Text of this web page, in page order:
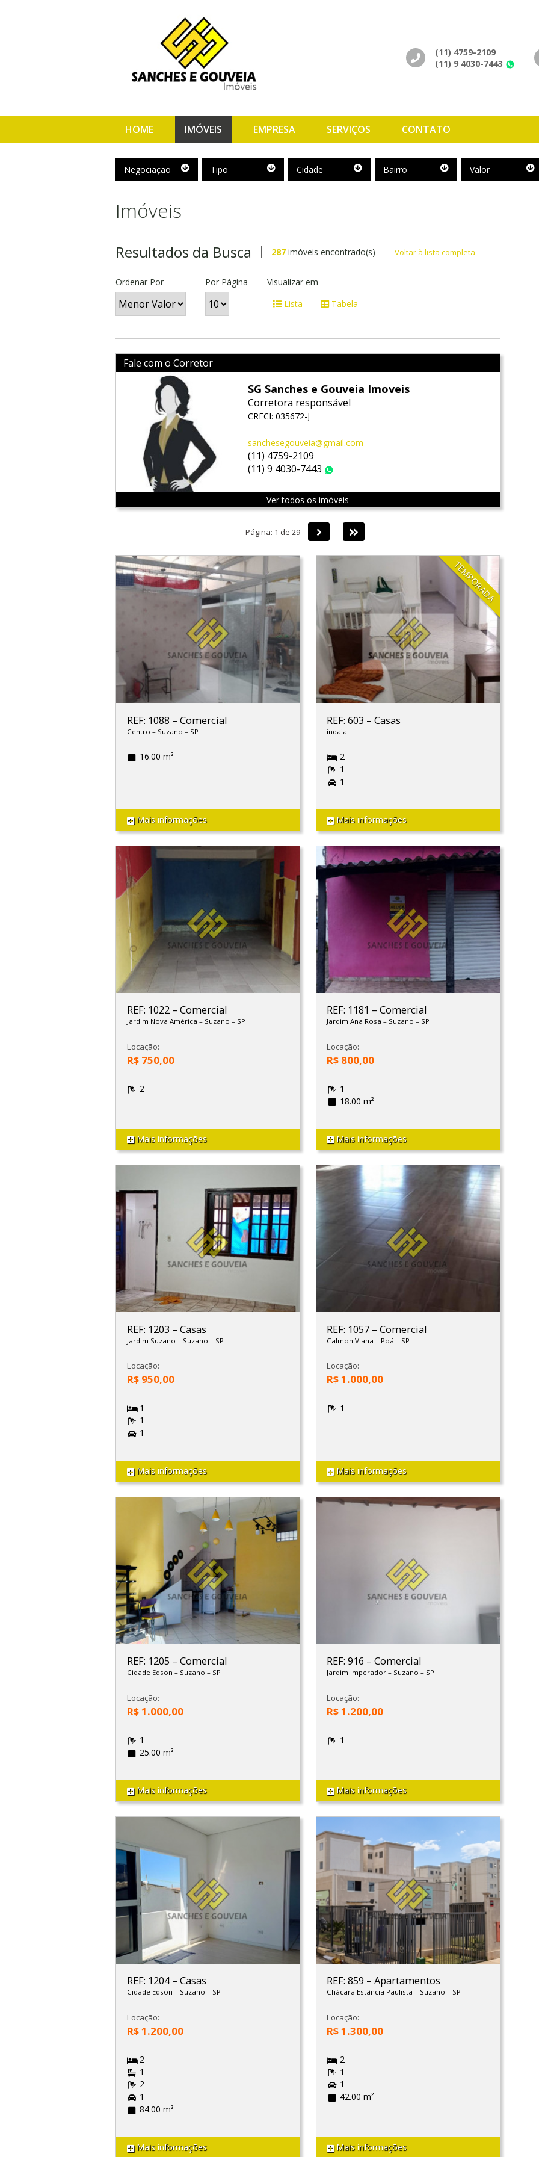
(11) 4759-2109
(11) 9 4030-7443
HOME IMÓVEIS EMPRESA SERVIÇOS CONTATO
Negociação Tipo
Cidade
Cidade Bairro
Valor
Valor
Imóveis
Resultados da Busca 287 imóveis encontrado(s) Voltar à lista completa
Ordenar Por Por Página
Visualizar em
Lista
Tabela
Fale com o Corretor
SG Sanches e Gouveia Imoveis
Corretora responsável
CRECI: 035672-J
sanchesegouveia@gmail.com
(11) 4759-2109
(11) 9 4030-7443
Ver todos os imóveis
Página: 1 de 29 Próxima
REF: 1088 – Comercial
Centro – Suzano – SP
16.00 m²
Mais informações
TEMPORADA
REF: 603 –Casas
indaia
2
1
1
Mais informações
REF: 1022 – Comercial
Jardim Nova América – Suzano – SP
Locação:
R$ 750,00
2
Mais informações
REF: 1181 –Comercial
Jardim Ana Rosa– Suzano– SP
Locação:
R$ 800,00
1
18.00 m²
Mais informações
REF: 1203 – Casas
Jardim Suzano – Suzano – SP
Locação:
R$ 950,00
1
1
1
Mais informações
REF: 1057 –Comercial
Calmon Viana– Poá– SP
Locação:
R$ 1.000,00
1
Mais informações
REF: 1205 – Comercial
Cidade Edson – Suzano – SP
Locação:
R$ 1.000,00
1
25.00 m²
Mais informações
REF: 916 –Comercial
Jardim Imperador– Suzano– SP
Locação:
R$ 1.200,00
1
Mais informações
REF: 1204– Casas
Cidade Edson – Suzano – SP
Locação:
R$ 1.200,00
2
1
2
1
84.00 m²
Mais informações
REF: 859 –Apartamentos
Chácara Estância Paulista– Suzano– SP
Locação:
R$ 1.300,00
2
1
1
42.00 m²
Mais informações